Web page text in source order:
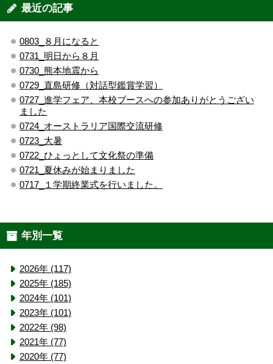
最近の記事
0803_８月になると
0731_明日から８月
0730_熊本地震から
0729_直島研修（対話型鑑賞学習）
0727_進学フェア、本校ブースへの参加ありがとうござい
ました
0724_オーストラリア国際交流研修
0723_大暑
0722_ひょっとして文化祭の準備
0721_夏休みが始まりました
0717_１学期終業式を行いました。
年別一覧
2026年 (117)
2025年 (185)
2024年 (101)
2023年 (101)
2022年 (98)
2021年 (77)
2020年 (77)